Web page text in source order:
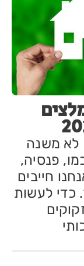
לא משנה
פנסיה,
חייבים
כדי לעשות